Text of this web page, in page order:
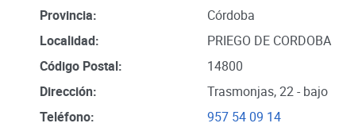
Provincia:
Córdoba
Localidad:
PRIEGO DE CORDOBA
Código Postal:
14800
Dirección:
Trasmonjas, 22 - bajo
Teléfono:
957 54 09 14